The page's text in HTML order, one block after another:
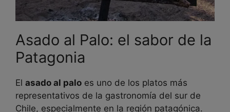
Asado al Palo: el sabor de la
Patagonia
El asado al palo es uno de los platos más
representativos de la gastronomía del sur de
Chile, especialmente en la región patagónica.